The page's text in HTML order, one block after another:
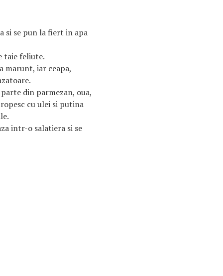
si se pun la fiert in apa
taie feliute.
marunt, iar ceapa,
din parmezan, oua,
cu ulei si putina
intr-o salatiera si se